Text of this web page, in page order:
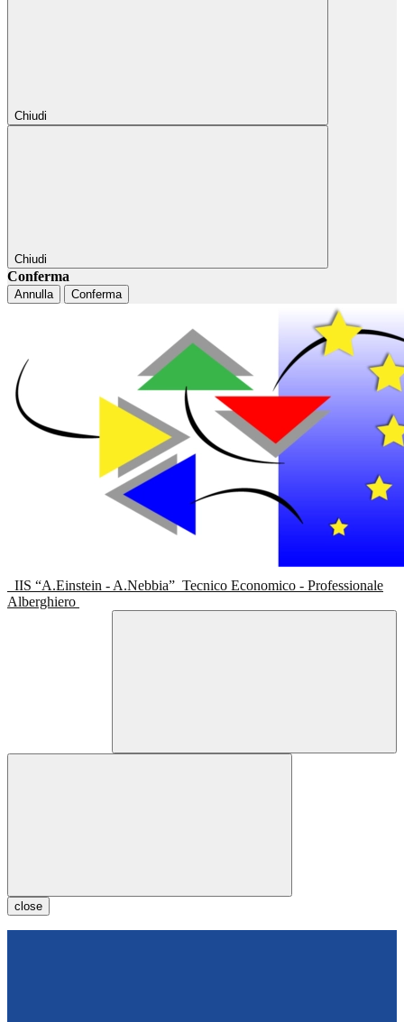
Chiudi
Chiudi
Conferma
Annulla Conferma
IIS “A.Einstein - A.Nebbia” Tecnico Economico - Professionale
Alberghiero
close